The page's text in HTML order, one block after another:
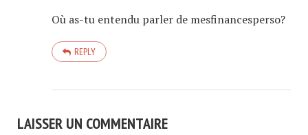
Où as-tu entendu parler de mesfinancesperso?
REPLY
LAISSER UN COMMENTAIRE